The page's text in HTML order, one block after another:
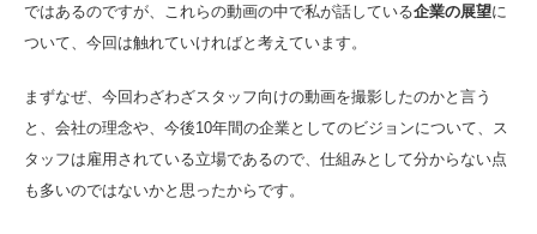
ではあるのですが、これらの動画の中で私が話している企業の展望に
ついて、今回は触れていければと考えています。
まずなぜ、今回わざわざスタッフ向けの動画を撮影したのかと言う
と、会社の理念や、今後10年間の企業としてのビジョンについて、ス
タッフは雇用されている立場であるので、仕組みとして分からない点
も多いのではないかと思ったからです。